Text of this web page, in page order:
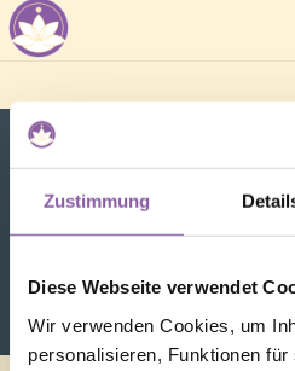
Zustimmung
Diese Webseite verwendet
Wir verwenden Cookies, um
personalisieren, Funktionen